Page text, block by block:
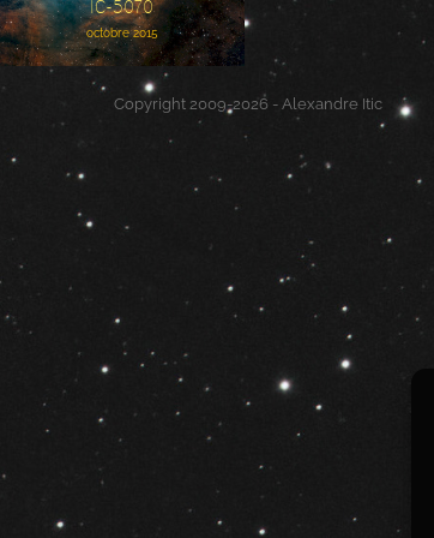
IC-5070
octobre 2015
Copyright 2009-2026 - Alexandre Itic